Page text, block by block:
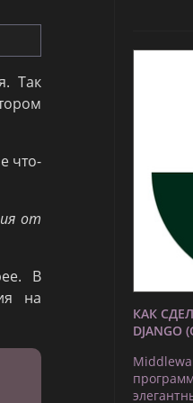
Так
что-
от
В
на
КАК